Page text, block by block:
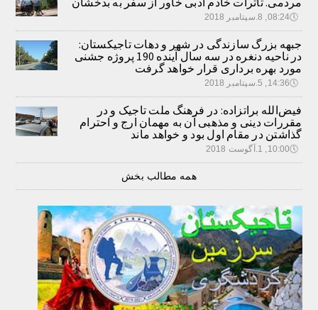
🕔08:24, 8.سپتامبر 2018
جبهه بزرگ سازندگی در شهر و دهات تاجیکستان:
در ناحیه دنغره در سه سال آینده 190 پروژه جشنی
مورد بهره برداری قرار خواهد گرفت
🕔14:36, 5.سپتامبر 2018
فیض‌الله براتزاده: در فرهنگ ملت تاجیک و در
مقررات دینی و مذهبی آن به مهمان ارج و احترام
گذاشتن در مقام اول بود و خواهد ماند
🕔10:00, 1.آگوست 2018
همه مطالب بخش